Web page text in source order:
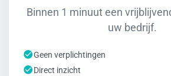
Binnen 1 minuut een
uw bedrijf.
Geen verplichtingen
Direct inzicht